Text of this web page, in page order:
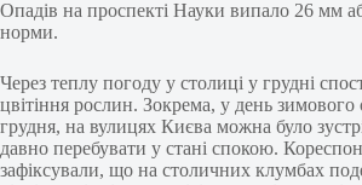
Опадів на проспекті Науки випало 26 мм
норми.
Через теплу погоду у столиці у грудні
цвітіння рослин. Зокрема, у день зимового
грудня, на вулицях Києва можна було
давно перебувати у стані спокою.
зафіксували, що на столичних клумбах